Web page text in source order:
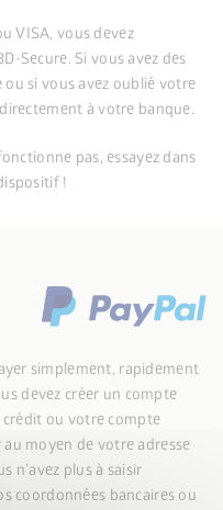
VISA, vous devez
Secure. Si vous avez des
ou si vous avez oublié votre
à votre banque.
pas, essayez dans
!
simplement, rapidement
devez créer un compte
crédit ou votre compte
moyen de votre adresse
n’avez plus à saisir
coordonnées bancaires ou